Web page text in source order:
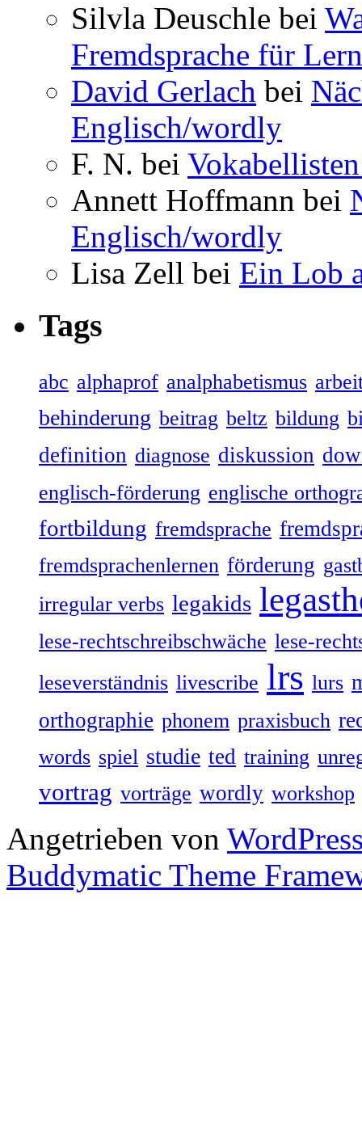
Silvla Deuschle bei
Fremdsprache für
David Gerlach bei
Englisch/wordly
F. N. bei
Annett Hoffmann bei
Englisch/wordly
Lisa Zell bei Ein Lob
Tags
abc alphaprof analphabetismus
behinderung beitrag beltz bildung
definition diagnose diskussion
englisch-förderung englische
fortbildung fremdsprache
fremdsprachenlernen förderung
irregular verbs legakids
lese-rechtschreibschwäche lese-
leseverständnis livescribe lrs lurs
orthographie phonem praxisbuch
words spiel studie ted training
vortrag vorträge wordly workshop
Angetrieben von
Buddymatic Theme